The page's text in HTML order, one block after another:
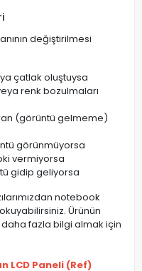
değiştirilmesi
çatlak oluştuysa
renk bozulmaları
(görüntü gelmeme)
görünmüyorsa
vermiyorsa
gidip geliyorsa
notebook
Ürünün
fazla bilgi almak için
LCD Paneli (Ref)